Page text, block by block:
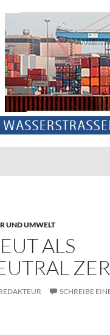
UND UMWELT
ALS
SCHREIBE